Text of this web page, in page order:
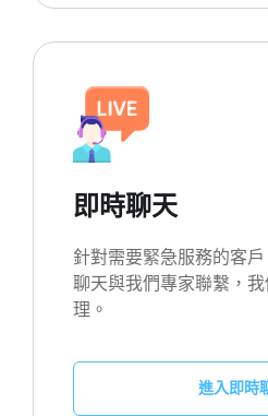
即時聊天
針對需要緊急服務的客
聊天與我們專家聯繫，
理。
進入即時